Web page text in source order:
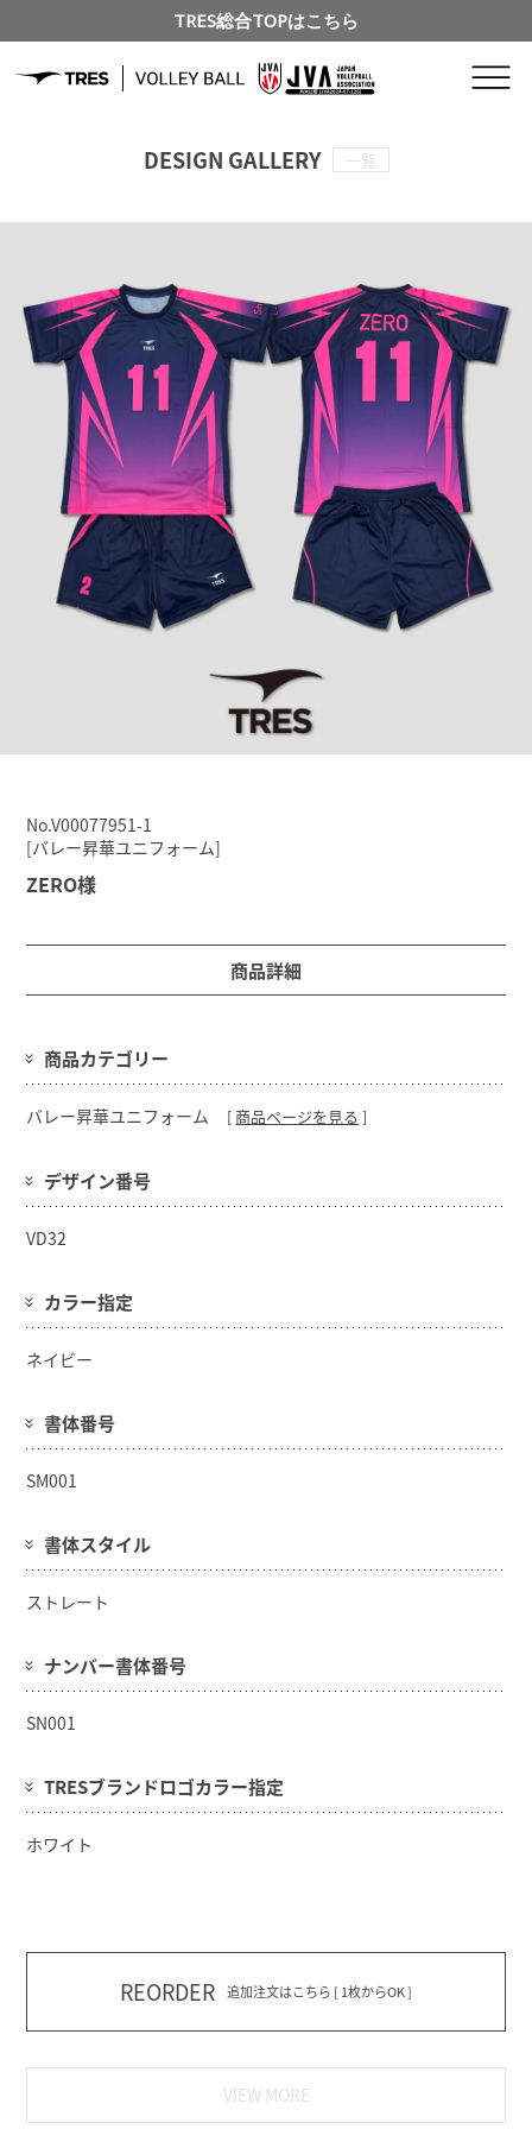
TRES総合TOPはこちら
DESIGN GALLERY 一覧
No.V00077951-1
[バレー昇華ユニフォーム]
ZERO様
商品詳細
商品カテゴリー
バレー昇華ユニフォーム [ 商品ページを見る ]
デザイン番号
VD32
カラー指定
ネイビー
書体番号
SM001
書体スタイル
ストレート
ナンバー書体番号
SN001
TRESブランドロゴカラー指定
ホワイト
REORDER 追加注文はこちら [ 1枚からOK ]
VIEW MORE